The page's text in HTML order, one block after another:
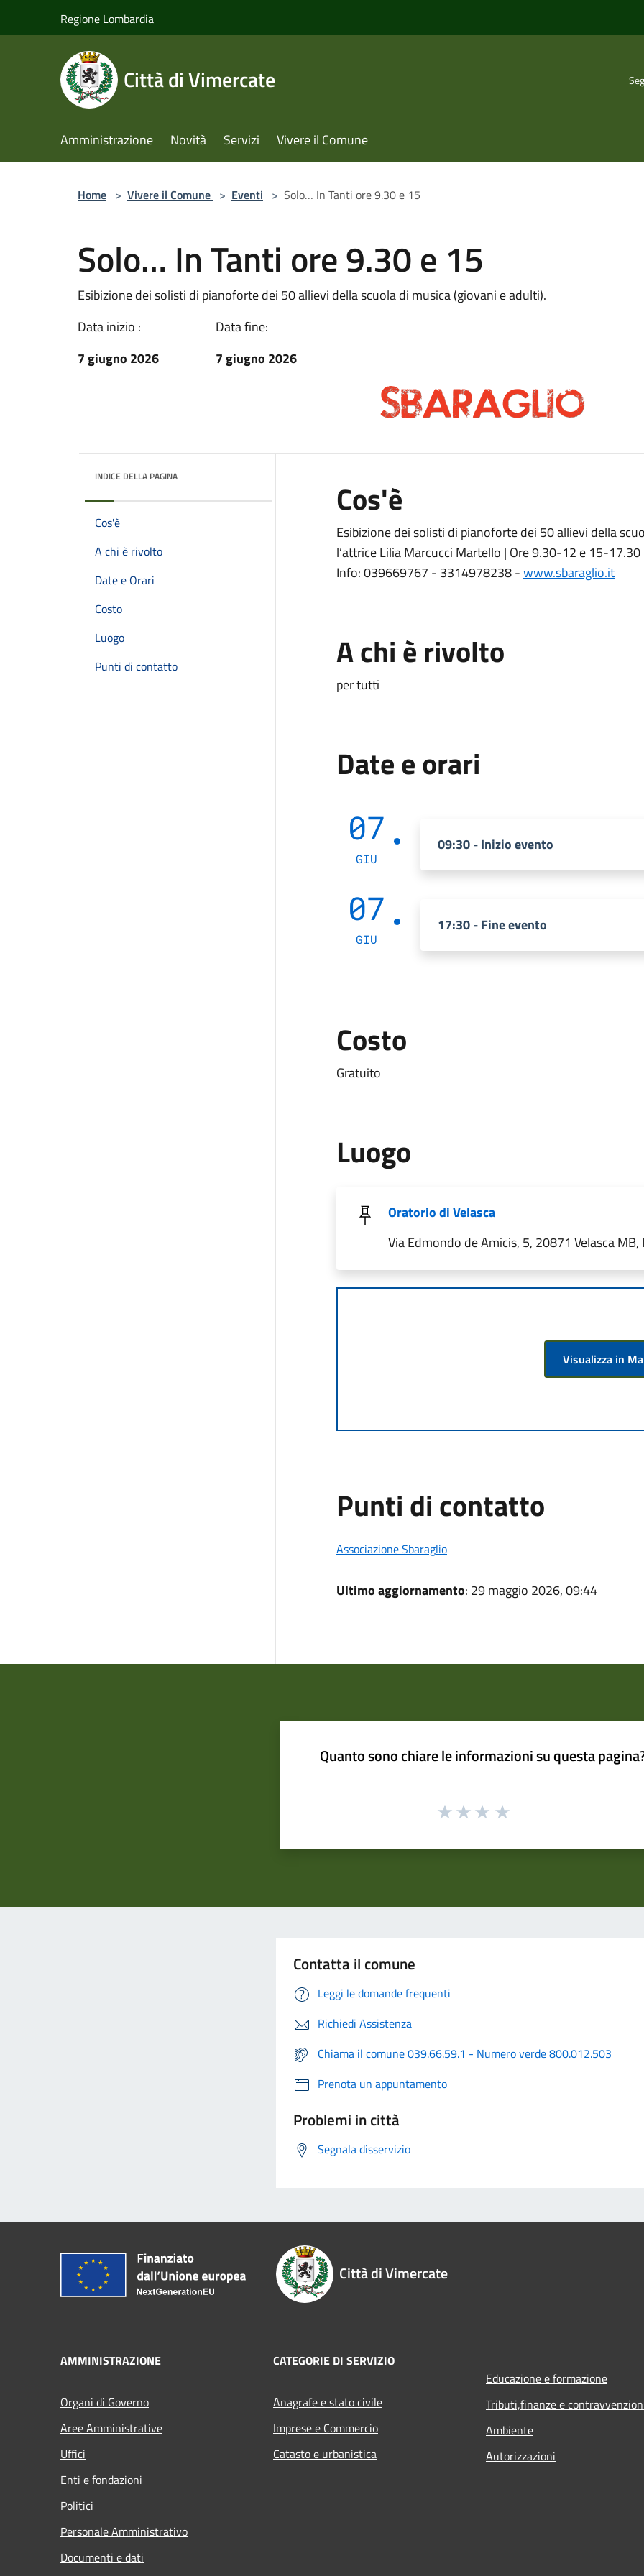
Regione Lombardia
Città di Vimercate
Amministrazione Novità Servizi Vivere il Comune
Home > Vivere il Comune > Eventi > Solo… In Tanti ore 9.30 e 15
Solo… In Tanti ore 9.30 e 15
Esibizione dei solisti di pianoforte dei 50 allievi della scuola di musica (giovani e adulti).
Data inizio :
7 giugno 2026
Data fine:
7 giugno 2026
INDICE DELLA PAGINA
Cos'è
A chi è rivolto
Date e Orari
Costo
Luogo
Punti di contatto
Cos'è
Esibizione dei solisti di pianoforte dei 50 allievi della
l’attrice Lilia Marcucci Martello | Ore 9.30-12 e 15-
Info: 039669767 - 3314978238 -www.sbaraglio.it
A chi è rivolto
per tutti
Date e orari
07
GIU
09:30 - Inizio evento
07
GIU
17:30 - Fine evento
Costo
Gratuito
Luogo
Oratorio di Velasca
Via Edmondo de Amicis, 5, 20871 Velasca MB,
Visualizza in
Punti di contatto
Associazione Sbaraglio
Ultimo aggiornamento: 29 maggio 2026, 09:44
Quanto sono chiare le informazioni su questa
Contatta il comune
Leggi le domande frequenti
Richiedi Assistenza
Chiama il comune 039.66.59.1 - Numero verde 800.012.503
Prenota un appuntamento
Problemi in città
Segnala disservizio
Città di Vimercate
AMMINISTRAZIONE
Organi di Governo
Aree Amministrative
Uffici
Enti e fondazioni
Politici
Personale Amministrativo
Documenti e dati
CATEGORIE DI SERVIZIO
Anagrafe e stato civile
Imprese e Commercio
Catasto e urbanistica
Educazione e formazione
Tributi,finanze e
Ambiente
Autorizzazioni